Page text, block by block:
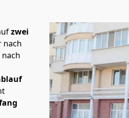
zwei
nach
nach